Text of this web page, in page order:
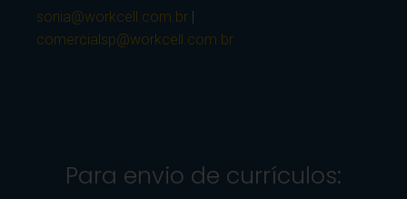
sonia@workcell.com.br |
comercialsp@workcell.com.br
Para envio de currículos: